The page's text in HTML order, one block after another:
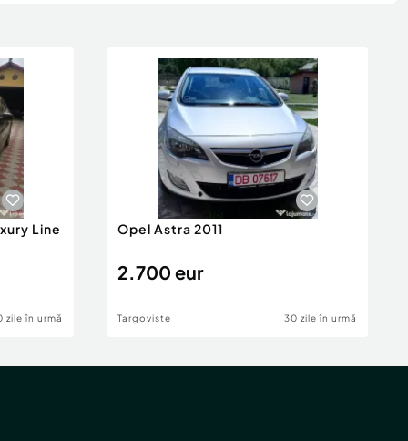
Line
zile în urmă
Opel Astra 2011
2.700 eur
Targoviste 30 zile în urmă